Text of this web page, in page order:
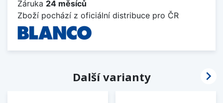
Záruka 24 měsíců
Zboží pochází z oficiální distribuce pro ČR
Další varianty 